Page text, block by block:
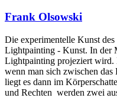
Frank Olsowski
Die experimentelle Kunst
Lightpainting - Kunst. In der
Lightpainting projeziert wird.
wenn man sich zwischen
liegt es dann im
und Rechten werden zwei